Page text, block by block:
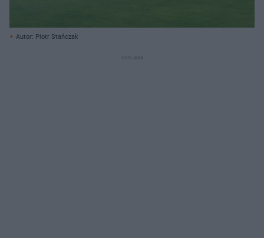
Autor: Piotr Stańczak